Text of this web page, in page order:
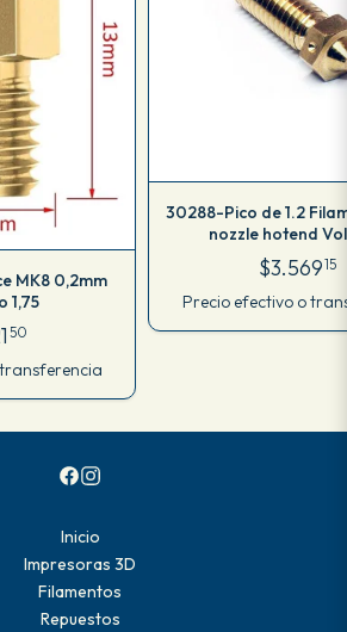
1,75
50
30288-Pico de 1.2
nozzle hotend
$3.56915
Precio efectivo o
Inicio
Impresoras 3D
Filamentos
Repuestos